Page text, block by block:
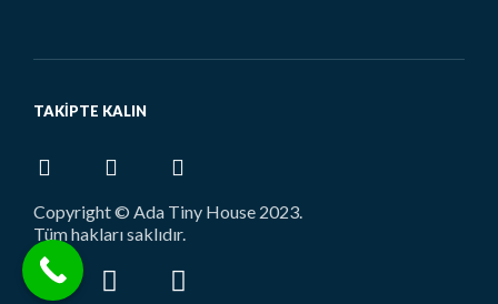
TAKIPTE KALIN
Copyright © Ada Tiny House 2023.
Tüm hakları saklıdır.